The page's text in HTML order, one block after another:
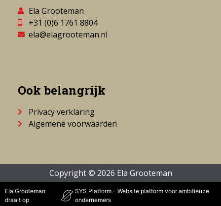
Ela Grooteman
+31 (0)6 1761 8804
ela@elagrooteman.nl
Ook belangrijk
Privacy verklaring
Algemene voorwaarden
Copyright © 2026 Ela Grooteman
Ela Grooteman
draait op
SYS Platform - Website platform voor ambitieuze
ondernemers